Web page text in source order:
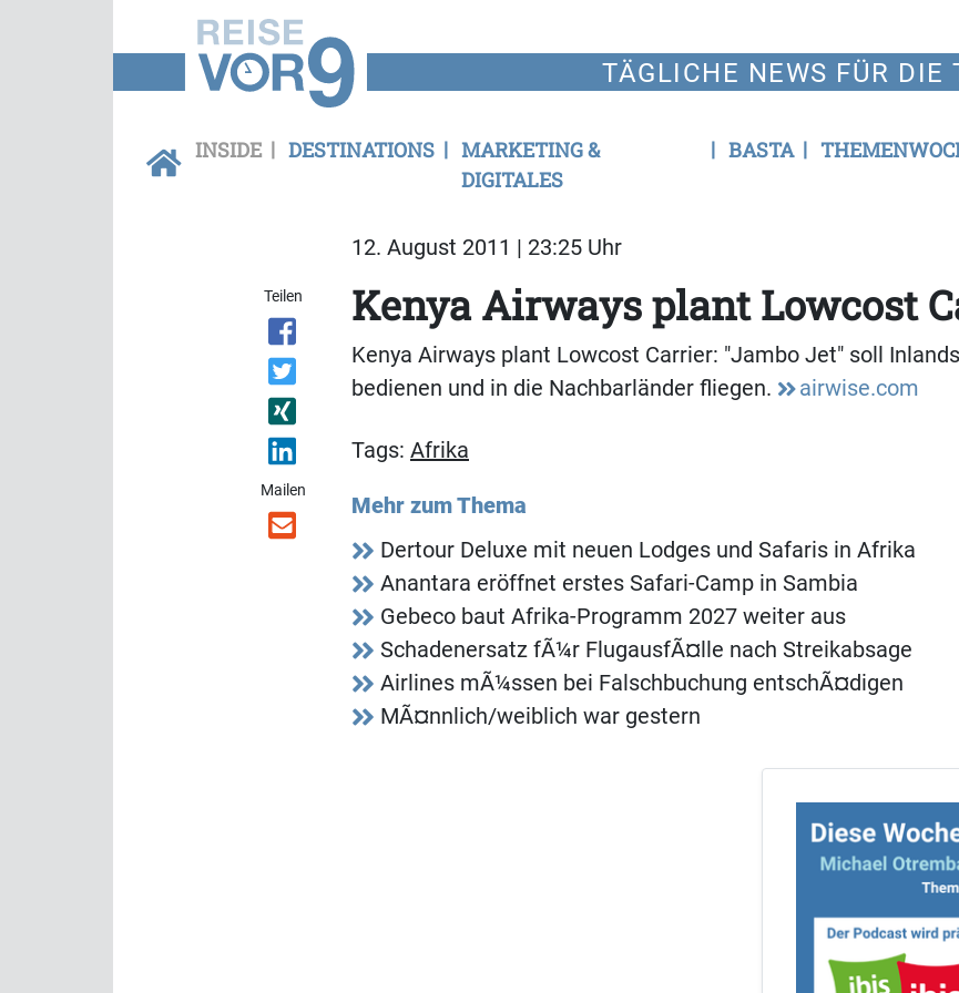
TÄGLICHE NEWS FÜR DIE
INSIDE DESTINATIONS
MARKETING &
DIGITALES
BASTA
12. August 2011 | 23:25 Uhr
Teilen
Mailen
Kenya Airways plant Lowcost
Kenya Airways plant Lowcost Carrier: "Jambo Jet" soll
bedienen und in die Nachbarländer fliegen.
airwise.com
Tags: Afrika
Mehr zum Thema
Dertour Deluxe mit neuen Lodges und Safaris in Afrika
Anantara eröffnet erstes Safari-Camp in Sambia
Gebeco baut Afrika-Programm 2027 weiter aus
Schadenersatz fÃ¼r FlugausfÃ¤lle nach Streikabsage
Airlines mÃ¼ssen bei Falschbuchung entschÃ¤digen
MÃ¤nnlich/weiblich war gestern